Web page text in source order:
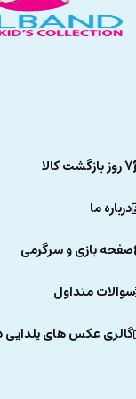
7 روز بازگشت کالا
درباره ما
صفحه بازی و سرگرمی
سوالات متداول
گالری عکس های یلدایی